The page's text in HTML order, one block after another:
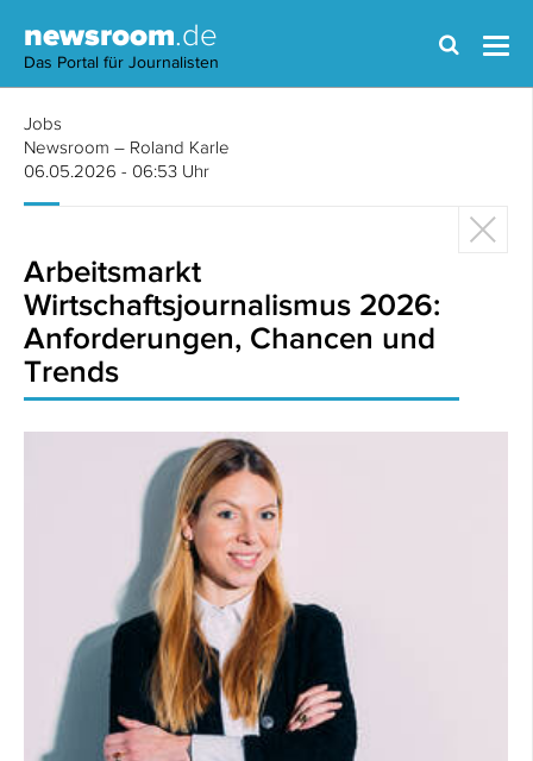
newsroom.de
Das Portal für Journalisten
Jobs
Newsroom – Roland Karle
06.05.2026 - 06:53 Uhr
Arbeitsmarkt
Wirtschaftsjournalismus 2026:
Anforderungen, Chancen und
Trends